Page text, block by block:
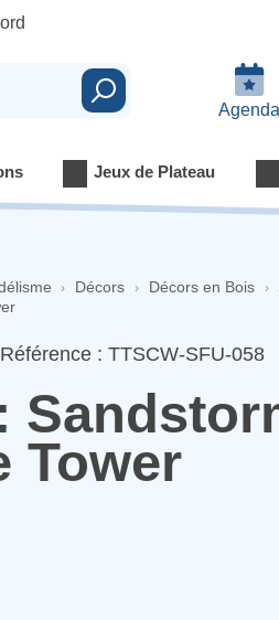
Agenda
Rechercher
Jeux de Plateau
Décors Décors en Bois
Référence : TTSCW-SFU-058
Tower